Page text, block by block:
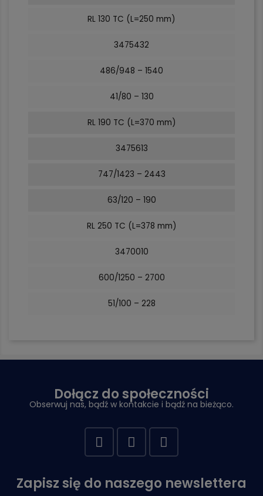
RL 130 TC (L=250 mm)
3475432
486/948 – 1540
41/80 – 130
RL 190 TC (L=370 mm)
3475613
747/1423 – 2443
63/120 – 190
RL 250 TC (L=378 mm)
3470010
600/1250 – 2700
51/100 – 228
Dołącz do społeczności
Obserwuj nas, bądź w kontakcie i bądź na bieżąco.
Zapisz się do naszego newslettera